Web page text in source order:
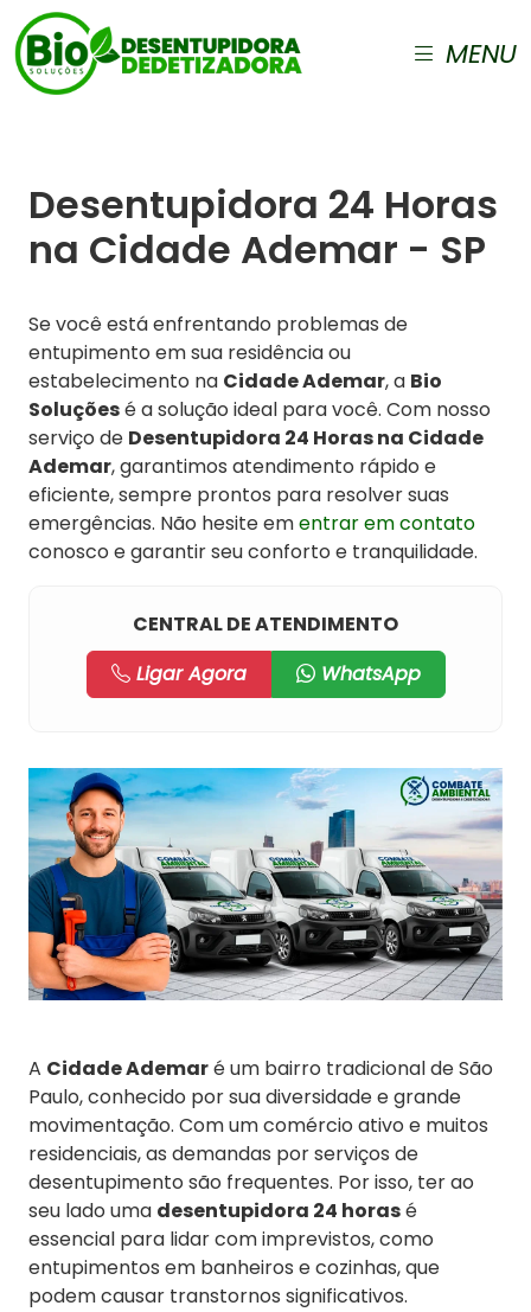
MENU
Desentupidora 24 Horas
na Cidade Ademar - SP
Se você está enfrentando problemas de
entupimento em sua residência ou
estabelecimento na Cidade Ademar, a Bio
Soluçõesé a solução ideal para você. Com nosso
serviço de Desentupidora 24 Horas na Cidade
Ademar, garantimos atendimento rápido e
eficiente, sempre prontos para resolver suas
emergências. Não hesite ementrar em contato
conosco e garantir seu conforto e tranquilidade.
CENTRAL DE ATENDIMENTO
Ligar Agora
WhatsApp
A Cidade Ademaré um bairro tradicional de São
Paulo, conhecido por sua diversidade e grande
movimentação. Com um comércio ativo e muitos
residenciais, as demandas por serviços de
desentupimento são frequentes. Por isso, ter ao
seu lado uma desentupidora 24 horasé
essencial para lidar com imprevistos, como
entupimentos em banheiros e cozinhas, que
podem causar transtornos significativos.